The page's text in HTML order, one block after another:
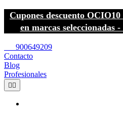
Cupones descuento
en marcas seleccionadas
900649209
Contacto
Blog
Profesionales
 